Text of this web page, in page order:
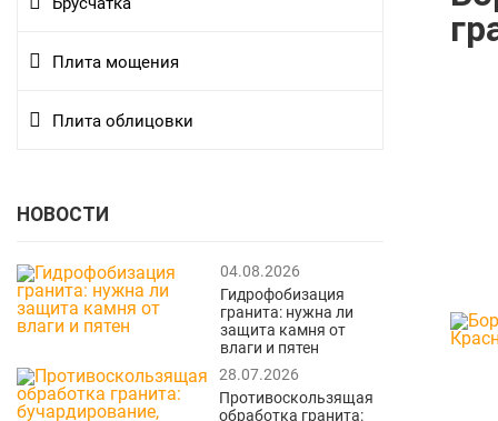
Плита мощения
Плита облицовки
НОВОСТИ
04.08.2026
Гидрофобизация
гранита: нужна ли
защита камня от
влаги и пятен
28.07.2026
Противоскользящая
обработка гранита: